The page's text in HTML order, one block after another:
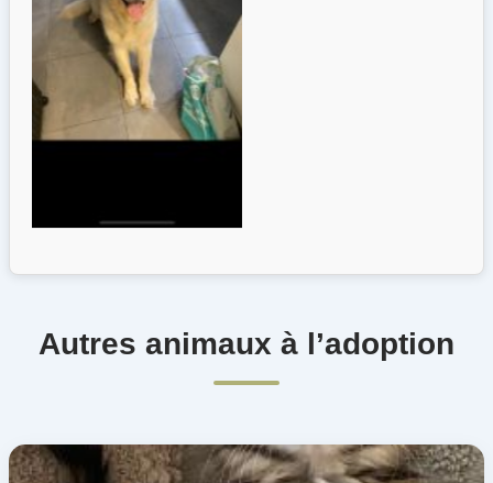
Autres animaux à l’adoption